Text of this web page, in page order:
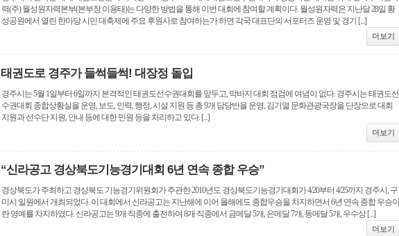
력(주) 월성원자력본부(본부장 이용태)는 다양한 방법을 통해 이번 대회에 참여할 계획이다. 월성원자력은 지난달 28일 황
성공원에서 열린 한마당 시민 대축제에 주요 후원사로 참여하는가 하면 각국 대표단의 서포터즈 운영 및 경기 [...]
더보기
태권도로 경주가 들썩들썩! 대장정 돌입
경주시는 5월 1일부터 6일까지 본격적인 태권도선수권대회를 앞두고, 막바지 대회 점검에 여념이 없다. 경주시는 태권도선
수권대회 종합상황실을 운영, 보도, 인력, 행정, 시설 지원 등 총 9개 담당반을 운영, 김기열 문화관광국장을 단장으로 대회
지원과 선수단 지원, 안내 등에 대한 민원 등을 처리하고 있다. [...]
더보기
“신라공고 경상북도기능경기대회 6년 연속 종합 우승”
경상북도가 주최하고 경상북도 기능경기위원회가 주관한 2010년도 경상북도기능경기대회가 4/20부터 4/25까지 경주시, 구
미시 일원에서 개최되었다. 이 대회에서 신라공고는 지난해에 이어 올해에도 종합우승을 차지하면서 6년 연속 종합 우승이
란 영예를 차지하였다. 신라공고는 9개 직종에 출전하여 8개 직종에서 금메달 5개, 은메달 7개, 동메달 5개, 우수상 [...]
더보기